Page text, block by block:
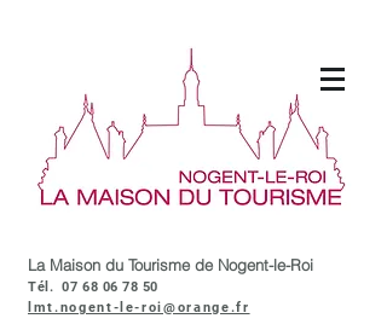
La Maison du Tourisme de Nogent-le-Roi
Tél.07 68 06 78 50
lmt.nogent-le-roi@orange.fr